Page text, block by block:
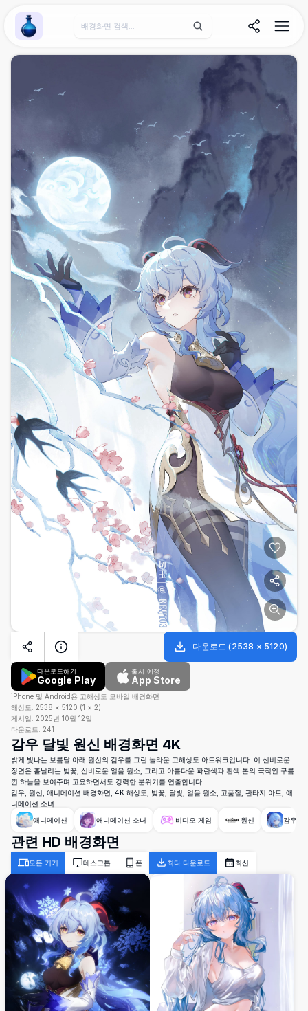
Wallpaper Alchemy
다운로드 (2538 × 5120)
다운로드하기
Google Play
출시 예정
App Store
iPhone 및 Android용 고해상도 모바일 배경화면
해상도: 2538 × 5120 (1 × 2)
게시일: 2025년 10월 12일
다운로드: 241
감우 달빛 원신 배경화면 4K
밝게 빛나는 보름달 아래 원신의 감우를 그린 놀라운 고해상도 아트워크입니다. 이 신비로운
장면은 흩날리는 벚꽃, 신비로운 얼음 원소, 그리고 아름다운 파란색과 흰색 톤의 극적인 구름
낀 하늘을 보여주며 고요하면서도 강력한 분위기를 연출합니다.
감우, 원신, 애니메이션 배경화면, 4K 해상도, 벚꽃, 달빛, 얼음 원소, 고품질, 판타지 아트, 애
니메이션 소녀
애니메이션
애니메이션 소녀 비디오 게임 원신 감우 (
관련 HD 배경화면
모든 기기 데스크톱 폰 최다 다운로드 최신